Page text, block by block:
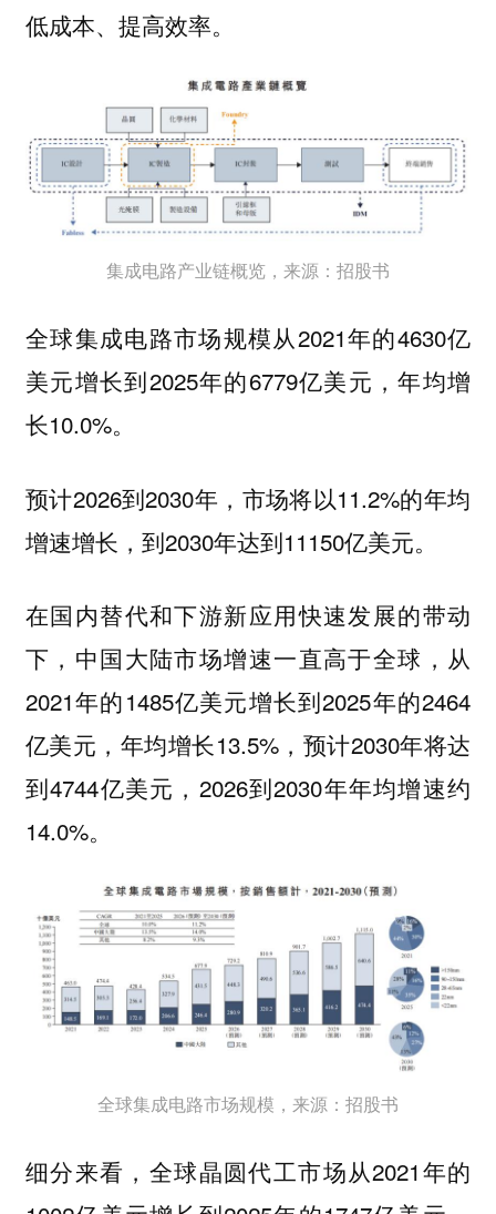
低成本、提高效率。
集成电路产业链概览，来源：招股书
全球集成电路市场规模从2021年的4630亿
美元增长到2025年的6779亿美元，年均增
长10.0%。
预计2026到2030年，市场将以11.2%的年均
增速增长，到2030年达到11150亿美元。
在国内替代和下游新应用快速发展的带动
下，中国大陆市场增速一直高于全球，从
2021年的1485亿美元增长到2025年的2464
亿美元，年均增长13.5%，预计2030年将达
到4744亿美元，2026到2030年年均增速约
14.0%。
全球集成电路市场规模，来源：招股书
细分来看，全球晶圆代工市场从2021年的